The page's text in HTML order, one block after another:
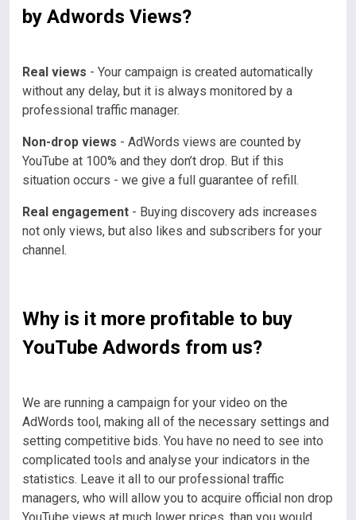
by Adwords Views?
Real views - Your campaign is created automatically
without any delay, but it is always monitored by a
professional traffic manager.
Non-drop views - AdWords views are counted by
YouTube at 100% and they don’t drop. But if this
situation occurs - we give a full guarantee of refill.
Real engagement - Buying discovery ads increases
not only views, but also likes and subscribers for your
channel.
Why is it more profitable to buy
YouTube Adwords from us?
We are running a campaign for your video on the
AdWords tool, making all of the necessary settings and
setting competitive bids. You have no need to see into
complicated tools and analyse your indicators in the
statistics. Leave it all to our professional traffic
managers, who will allow you to acquire official non drop